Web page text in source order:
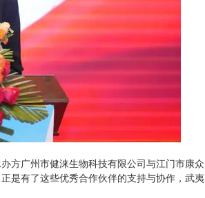
广州市健涞生物科技有限公司与江门市康众
是有了这些优秀合作伙伴的支持与协作，武夷